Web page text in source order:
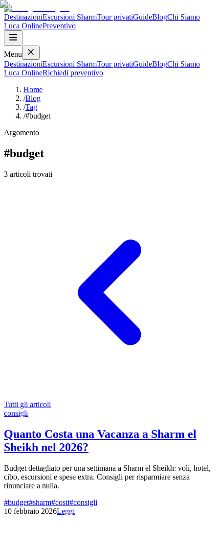
DestinazioniEscursioni SharmTour privatiGuideBlogChi Siamo
Luca OnlinePreventivo
Menu
DestinazioniEscursioni SharmTour privatiGuideBlogChi Siamo
Luca OnlineRichiedi preventivo
Home
/Blog
/Tag
/#budget
Argomento
#budget
3 articoli trovati
Tutti gli articoli
consigli
Quanto Costa una Vacanza a Sharm el
Sheikh nel 2026?
Budget dettagliato per una settimana a Sharm el Sheikh: voli, hotel,
cibo, escursioni e spese extra. Consigli per risparmiare senza
rinunciare a nulla.
#budget#sharm#costi#consigli
10 febbraio 2026Leggi